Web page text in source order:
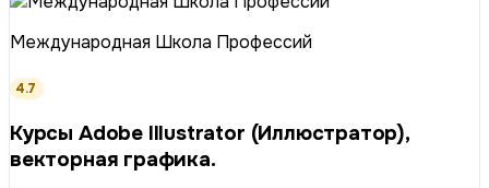
Международная Школа Профессий
4.7
Курсы Adobe Illustrator (Иллюстратор),
векторная графика.